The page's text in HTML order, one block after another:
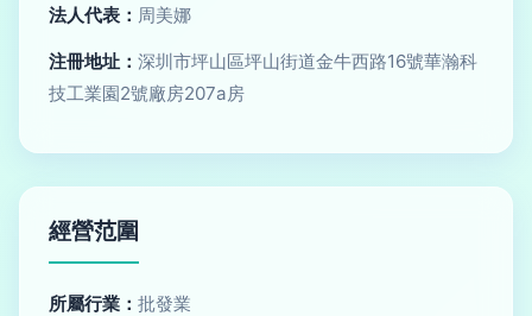
法人代表： 周美娜
注冊地址： 深圳市坪山區坪山街道金牛西路16號華瀚科
技工業園2號廠房207a房
經營范圍
所屬行業： 批發業